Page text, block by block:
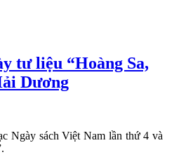
tư liệu “Hoàng Sa,
Dương
Ngày sách Việt Nam lần thứ 4 và